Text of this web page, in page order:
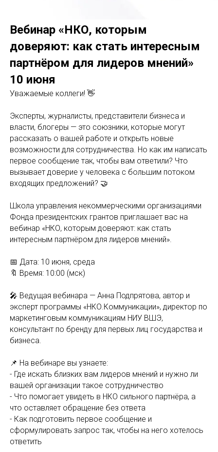
Вебинар «НКО, которым
доверяют: как стать интересным
партнёром для лидеров мнений»
10 июня
Уважаемые коллеги! 👋
Эксперты, журналисты, представители бизнеса и
власти, блогеры — это союзники, которые могут
рассказать о вашей работе и открыть новые
возможности для сотрудничества. Но как им написать
первое сообщение так, чтобы вам ответили? Что
вызывает доверие у человека с большим потоком
входящих предложений? 🤝
Школа управления некоммерческими организациями
Фонда президентских грантов приглашает вас на
вебинар «НКО, которым доверяют: как стать
интересным партнёром для лидеров мнений».
📅 Дата: 10 июня, среда
🔖 Время: 10:00 (мск)
🎤 Ведущая вебинара — Анна Подпрятова, автор и
эксперт программы «НКО.Коммуникации», директор по
маркетинговым коммуникациям НИУ ВШЭ,
консультант по бренду для первых лиц государства и
бизнеса.
📌 На вебинаре вы узнаете:
- Где искать близких вам лидеров мнений и нужно ли
вашей организации такое сотрудничество
- Что помогает увидеть в НКО сильного партнёра, а
что оставляет обращение без ответа
- Как подготовить первое сообщение и
сформулировать запрос так, чтобы на него хотелось
ответить